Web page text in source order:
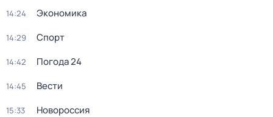
14:24 Экономика
14:29 Спорт
14:42 Погода 24
14:45 Вести
15:33 Новороссия